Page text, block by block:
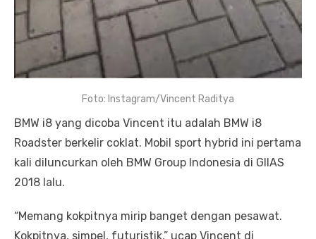
Foto: Instagram/Vincent Raditya
BMW i8 yang dicoba Vincent itu adalah BMW i8
Roadster berkelir coklat. Mobil sport hybrid ini pertama
kali diluncurkan oleh BMW Group Indonesia di GIIAS
2018 lalu.
“Memang kokpitnya mirip banget dengan pesawat.
Kokpitnya, simpel, futuristik,” ucap Vincent di